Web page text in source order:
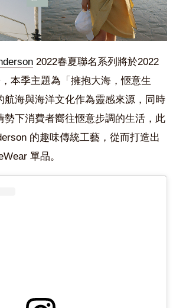
2022春夏聯名系列 將於2022
，本季主題為「 擁抱大海，愜意生
航海與海洋文化作為靈感來源，同時
勢下消費者嚮往愜意步調的生活，此
的趣味傳統工藝 ，從而打造出
單品。